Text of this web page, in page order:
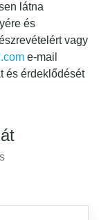
látna
és
vagy
e-mail
és érdeklődését